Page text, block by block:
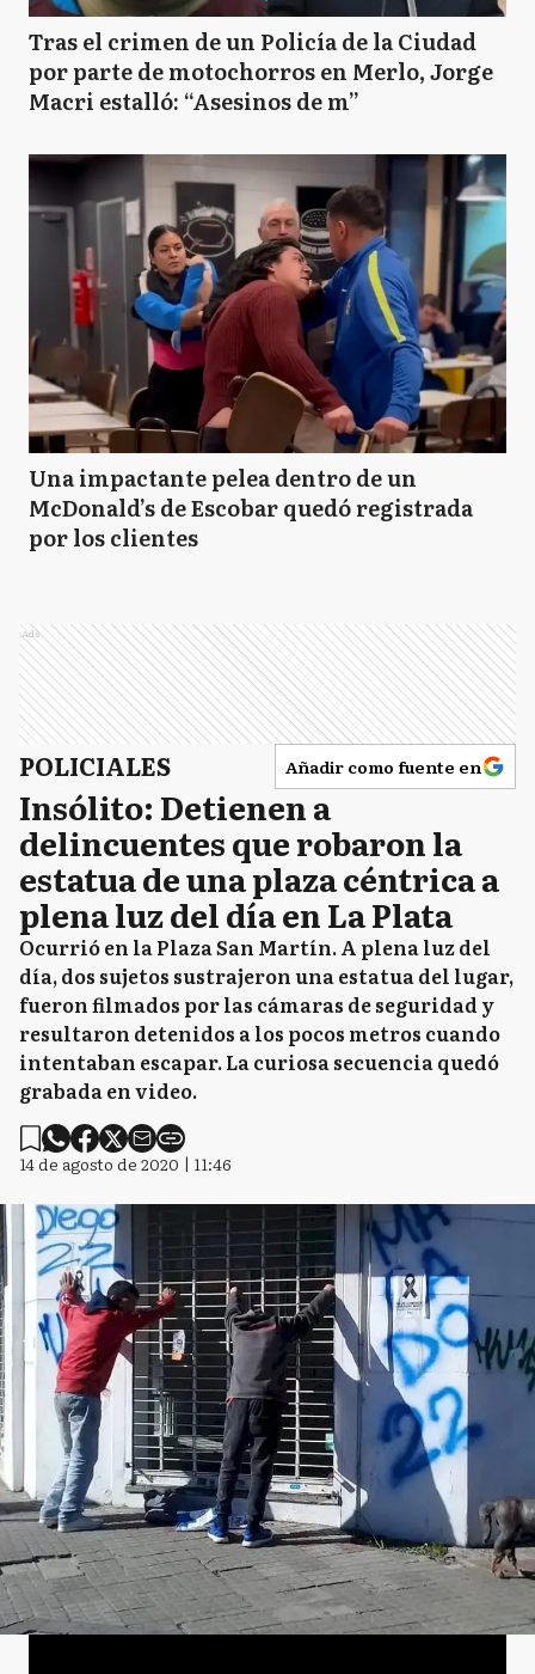
Tras el crimen de un Policía de la Ciudad
por parte de motochorros en Merlo, Jorge
Macri estalló: “Asesinos de m”
Una impactante pelea dentro de un
McDonald’s de Escobar quedó registrada
por los clientes
Ads
POLICIALES Añadir como fuente en
Insólito: Detienen a
delincuentes que robaron la
estatua de una plaza céntrica a
plena luz del día en La Plata
Ocurrió en la Plaza San Martín. A plena luz del
día, dos sujetos sustrajeron una estatua del lugar,
fueron filmados por las cámaras de seguridad y
resultaron detenidos a los pocos metros cuando
intentaban escapar. La curiosa secuencia quedó
grabada en video.
14 de agosto de 2020 | 11:46